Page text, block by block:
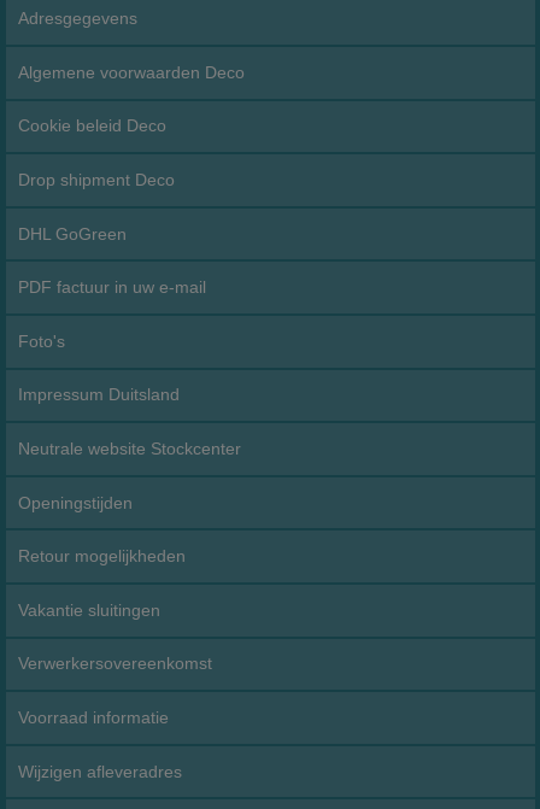
Adresgegevens
Algemene voorwaarden Deco
Cookie beleid Deco
Drop shipment Deco
DHL GoGreen
PDF factuur in uw e-mail
Foto's
Impressum Duitsland
Neutrale website Stockcenter
Openingstijden
Retour mogelijkheden
Vakantie sluitingen
Verwerkersovereenkomst
Voorraad informatie
Wijzigen afleveradres